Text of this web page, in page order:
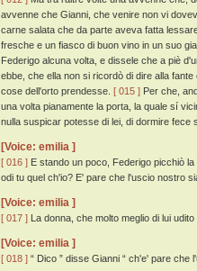
avvenne che Gianni, che venire non vi
carne salata che da parte aveva fatta
fresche e un fiasco di buon vino in un suo
Federigo alcuna volta, e dissele che a piè
ebbe, che ella non si ricordò di dire alla
cose dell'orto prendesse. [ 015 ] Per che,
una volta pianamente la porta, la quale sí
nulla suspicar potesse di lei, di dormire fece
[Voice: emilia ]
[ 016 ] E stando un poco, Federigo picchiò
odi tu quel ch'io? E' pare che l'uscio nostro
[Voice: emilia ]
[ 017 ] La donna, che molto meglio di lui
[Voice: emilia ]
[ 018 ] “ Dico ” disse Gianni “ ch'e' pare che